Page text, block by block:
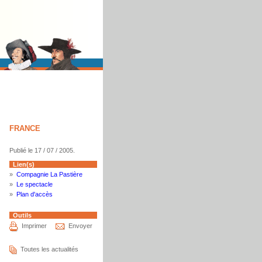
FRANCE
Publié le 17 / 07 / 2005.
Lien(s)
» Compagnie La Pastière
» Le spectacle
» Plan d'accès
Outils
Imprimer
Envoyer
Toutes les actualités